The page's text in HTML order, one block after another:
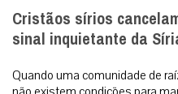
Cristãos sírios
sinal inquietante da
Quando uma comunidade de